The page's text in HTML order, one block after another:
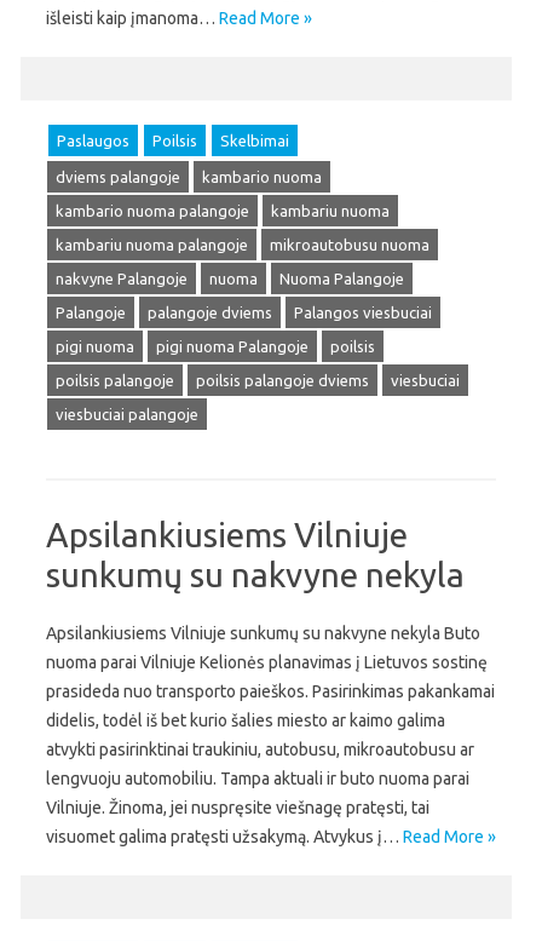
išleisti kaip įmanoma… Read More »
Paslaugos Poilsis Skelbimai
dviems palangoje
kambario nuoma
kambario nuoma palangoje
kambariu nuoma
kambariu nuoma palangoje
mikroautobusu nuoma
nakvyne Palangoje
nuoma
Nuoma Palangoje
Palangoje
palangoje dviems
Palangos viesbuciai
pigi nuoma
pigi nuoma Palangoje
poilsis
poilsis palangoje
poilsis palangoje dviems
viesbuciai
viesbuciai palangoje
Apsilankiusiems Vilniuje
sunkumų su nakvyne nekyla
Apsilankiusiems Vilniuje sunkumų su nakvyne nekyla Buto
nuoma parai Vilniuje Kelionės planavimas į Lietuvos sostinę
prasideda nuo transporto paieškos. Pasirinkimas pakankamai
didelis, todėl iš bet kurio šalies miesto ar kaimo galima
atvykti pasirinktinai traukiniu, autobusu, mikroautobusu ar
lengvuoju automobiliu. Tampa aktuali ir buto nuoma parai
Vilniuje. Žinoma, jei nuspręsite viešnagę pratęsti, tai
visuomet galima pratęsti užsakymą. Atvykus į… Read More »